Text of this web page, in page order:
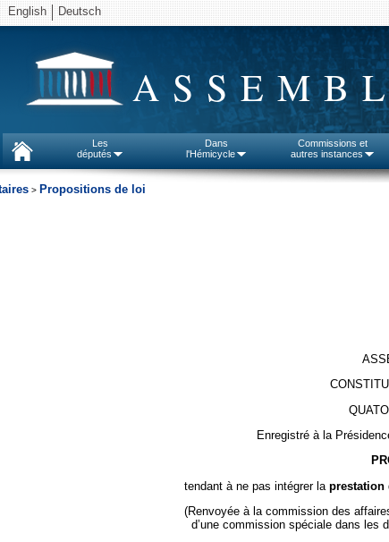
English Deutsch
Les
députés
Dans
l'Hémicycle
Commissions et
autres instances
> Propositions de loi
Enregistré à la
tendant à ne pas intégrer la prestation
(Renvoyée à la commission des
d’une commission spéciale dans les